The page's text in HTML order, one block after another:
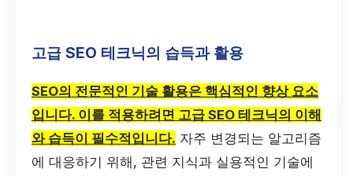
고급 SEO 테크닉의 습득과 활용
SEO의 전문적인 기술 활용은 핵심적인 향상 요소
입니다. 이를 적용하려면 고급 SEO 테크닉의 이해
와 습득이 필수적입니다. 자주 변경되는 알고리즘
에 대응하기 위해, 관련 지식과 실용적인 기술에